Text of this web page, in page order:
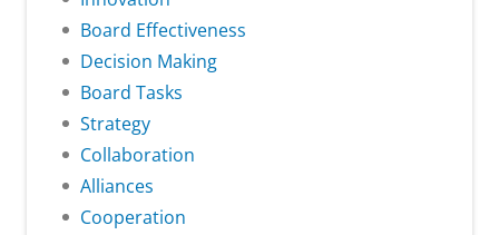
Board Effectiveness
Decision Making
Board Tasks
Strategy
Collaboration
Alliances
Cooperation